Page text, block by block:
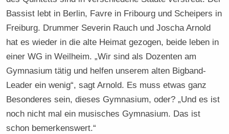
Bassist lebt in Berlin, Favre in Fribourg und Scheipers in
Freiburg. Drummer Severin Rauch und Joscha Arnold
hat es wieder in die alte Heimat gezogen, beide leben in
einer WG in Weilheim. „Wir sind als Dozenten am
Gymnasium tätig und helfen unserem alten Bigband-
Leader ein wenig“, sagt Arnold. Es muss etwas ganz
Besonderes sein, dieses Gymnasium, oder? „Und es ist
noch nicht mal ein musisches Gymnasium. Das ist
schon bemerkenswert.“